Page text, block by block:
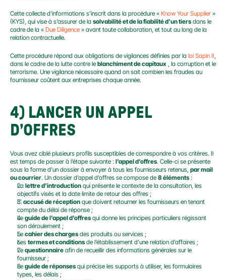
Cette collecte d’informations s’inscrit dans la procédure « Know Your Supplier »
(KYS), qui vise à s’assurer de la solvabilité et de la fiabilité d’un tiers dans le
cadre de la « Due Diligence » avant toute collaboration, et tout au long de la
relation contractuelle.
Cette procédure répond aux obligations de vigilances définies par la loi Sapin II,
dans le cadre de la lutte contre le blanchiment de capitaux , la corruption et le
terrorisme. Une vigilance nécessaire quand on sait combien les fraudes au
fournisseur coûtent aux entreprises chaque année.
4) LANCER UN APPEL
D’OFFRES
Vous avez ciblé plusieurs profils susceptibles de correspondre à vos critères. Il
est temps de passer à l’étape suivante : l’appel d’offres. Celle-ci se présente
sous la forme d’un dossier à envoyer à tous les fournisseurs retenus, par mail
ou courrier. Un dossier d’appel d’offres se compose de 8 éléments :
La lettre d’introduction qui présente le contexte de la consultation, les
objectifs visés et la date limite de retour des offres ;
L’ accusé de réception que doivent retourner les fournisseurs en tenant
compte du délai de réponse ;
Le guide de l’appel d’offres qui donne les principes particuliers régissant
son déroulement ;
Le cahier des charges des produits ou services ;
Les termes et conditions de l’établissement d’une relation d’affaires ;
Le questionnaire afin de recueillir des informations générales sur le
fournisseur ;
Le guide de réponses qui précise les supports à utiliser, les formulaires
types, les délais ;